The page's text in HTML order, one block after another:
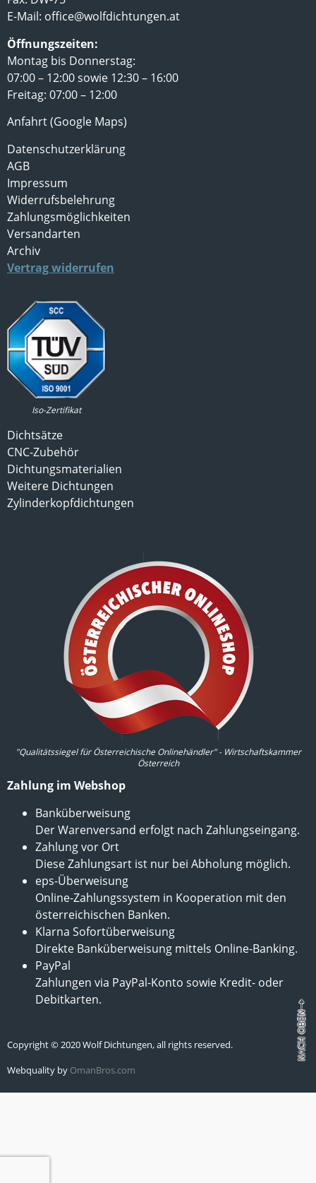
E-Mail: office@wolfdichtungen.at
Öffnungszeiten:
Montag bis Donnerstag:
07:00 – 12:00 sowie 12:30 – 16:00
Freitag: 07:00 – 12:00
Anfahrt (Google Maps)
Datenschutzerklärung
AGB
Impressum
Widerrufsbelehrung
Zahlungsmöglichkeiten
Versandarten
Archiv
Vertrag widerrufen
Iso-Zertifikat
Dichtsätze
CNC-Zubehör
Dichtungsmaterialien
Weitere Dichtungen
Zylinderkopfdichtungen
"Qualitätssiegel für Österreichische Onlinehändler" - Wirtschaftskammer
Österreich
Zahlung im Webshop
Banküberweisung
Der Warenversand erfolgt nach Zahlungseingang.
Zahlung vor Ort
Diese Zahlungsart ist nur bei Abholung möglich.
eps-Überweisung
Online-Zahlungssystem in Kooperation mit den
österreichischen Banken.
Klarna Sofortüberweisung
Direkte Banküberweisung mittels Online-Banking.
PayPal
Zahlungen via PayPal-Konto sowie Kredit- oder
Debitkarten.
Copyright © 2020 Wolf Dichtungen, all rights reserved.
Webquality by OmanBros.com